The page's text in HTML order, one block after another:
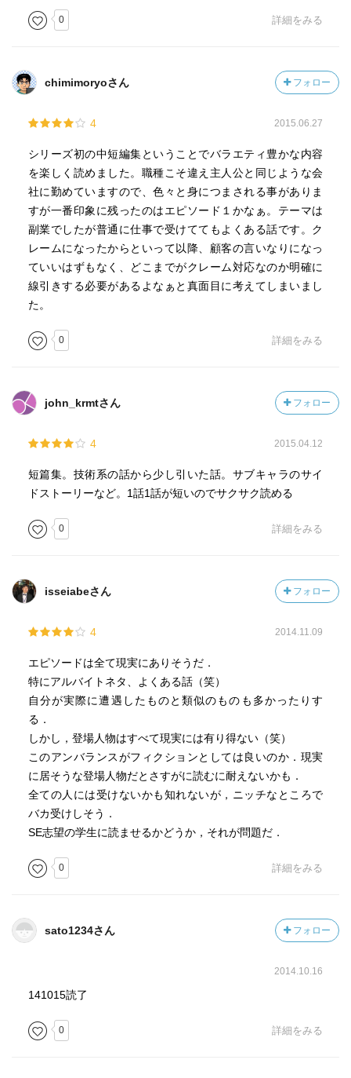
0 詳細をみる
chimimoryoさん フォロー
4 2015.06.27
シリーズ初の中短編集ということでバラエティ豊かな内容
を楽しく読めました。職種こそ違え主人公と同じような会
社に勤めていますので、色々と身につまされる事がありま
すが一番印象に残ったのはエピソード１かなぁ。テーマは
副業でしたが普通に仕事で受けててもよくある話です。ク
レームになったからといって以降、顧客の言いなりになっ
ていいはずもなく、どこまでがクレーム対応なのか明確に
線引きする必要があるよなぁと真面目に考えてしまいまし
た。
0 詳細をみる
john_krmtさん フォロー
4 2015.04.12
短篇集。技術系の話から少し引いた話。サブキャラのサイ
ドストーリーなど。1話1話が短いのでサクサク読める
0 詳細をみる
isseiabeさん フォロー
4 2014.11.09
エピソードは全て現実にありそうだ．
特にアルバイトネタ、よくある話（笑）
自分が実際に遭遇したものと類似のものも多かったりす
る．
しかし，登場人物はすべて現実には有り得ない（笑）
このアンバランスがフィクションとしては良いのか．現実
に居そうな登場人物だとさすがに読むに耐えないかも．
全ての人には受けないかも知れないが，ニッチなところで
バカ受けしそう．
SE志望の学生に読ませるかどうか，それが問題だ．
0 詳細をみる
sato1234さん フォロー
2014.10.16
141015読了
0 詳細をみる